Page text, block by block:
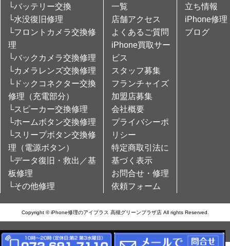
└バッテリー交換
└水没復旧修理
└フロントカメラ交換修
理
└バックカメラ交換修理
└カメラレンズ交換修理
└ドックコネクター交換
修理（充電部分）
└スピーカー交換修理
└ホームボタン交換修理
└スリープボタン交換修
理（電源ボタン）
└データ復旧・救出／基
板修理
└その他修理
一覧
店舗アクセス
よくあるご質問
iPhone買取サー
ビス
スタッフ募集
フランチャイズ
加盟店募集
会社概要
プライバシーポ
リシー
特定商取引法に
基づく表示
お問合せ・修理
依頼フォーム
立ち情報
iPhone修理
ブログ
Copyright © iPhone修理のアイプラス 高槻グリーンプラザ店 All rights Reserved.